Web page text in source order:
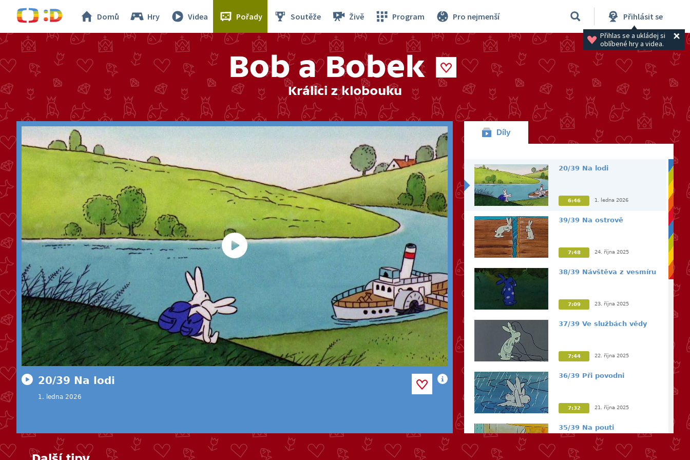
Domů Hry Videa Pořady Soutěže Živě Program Pro nejmenší Přihlásit se
Přihlas se a ukládej si
oblíbené hry a videa.
Bob a Bobek
Králici z klobouku
20/39 Na lodi
1. ledna 2026
Díly
20/39 Na lodi
6:46 1. ledna 2026
39/39 Na ostrově
7:48 24. října 2025
38/39 Návštěva z vesmíru
7:09 23. října 2025
37/39 Ve službách vědy
7:44 22. října 2025
36/39 Při povodni
7:32 21. října 2025
35/39 Na pouti